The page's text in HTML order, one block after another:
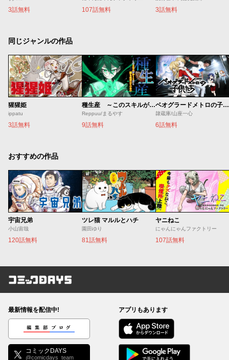
3話無料 107話無料 3話無料
同じジャンルの作品
猩猩姫
ippatu
3話無料
種生産 ～このスキルがチートだとまだ誰も気付いていない～
Reppuu/まるやす
9話無料
ベオグラードメトロの子供たち
隷蔵庫/山座一心
6話無料
おすすめの作品
宇宙兄弟
小山宙哉
120話無料
ツレ猫 マルルとハチ
園田ゆり
81話無料
ヤニねこ
にゃんにゃんファクトリー
107話無料
コミックDAYS
最新情報を配信中!
編集部ブログ
コミックDAYS
@comicdays_team
アプリもあります